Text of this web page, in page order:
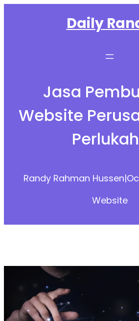
Daily
Jasa
Website
Randy Rahman Hussen|
Website